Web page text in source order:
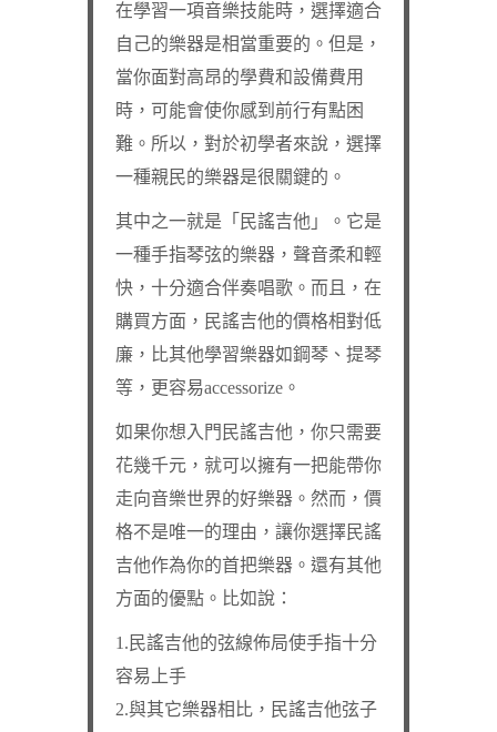
在學習一項音樂技能時，選擇適合
自己的樂器是相當重要的。但是，
當你面對高昂的學費和設備費用
時，可能會使你感到前行有點困
難。所以，對於初學者來說，選擇
一種親民的樂器是很關鍵的。
其中之一就是「民謠吉他」。它是
一種手指琴弦的樂器，聲音柔和輕
快，十分適合伴奏唱歌。而且，在
購買方面，民謠吉他的價格相對低
廉，比其他學習樂器如鋼琴、提琴
等，更容易accessorize。
如果你想入門民謠吉他，你只需要
花幾千元，就可以擁有一把能帶你
走向音樂世界的好樂器。然而，價
格不是唯一的理由，讓你選擇民謠
吉他作為你的首把樂器。還有其他
方面的優點。比如說：
1.民謠吉他的弦線佈局使手指十分
容易上手
2.與其它樂器相比，民謠吉他弦子